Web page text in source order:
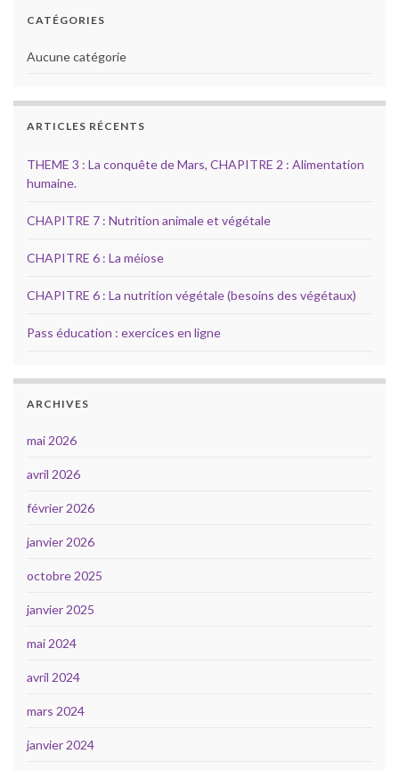
CATÉGORIES
Aucune catégorie
ARTICLES RÉCENTS
THEME 3 : La conquête de Mars, CHAPITRE 2 : Alimentation
humaine.
CHAPITRE 7 : Nutrition animale et végétale
CHAPITRE 6 : La méiose
CHAPITRE 6 : La nutrition végétale (besoins des végétaux)
Pass éducation : exercices en ligne
ARCHIVES
mai 2026
avril 2026
février 2026
janvier 2026
octobre 2025
janvier 2025
mai 2024
avril 2024
mars 2024
janvier 2024